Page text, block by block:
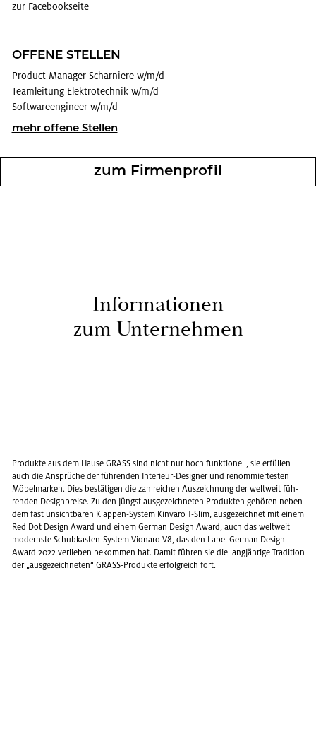
zur Face­book­sei­te
OF­FE­NE STEL­LEN
Pro­duct Ma­na­ger Schar­nie­re w/m/d
Team­lei­tung Elek­tro­tech­nik w/m/d
Soft­ware­en­gi­neer w/m/d
mehr of­fe­ne Stel­len
zum Fir­men­pro­fil
In­for­ma­tio­nen
zum Un­ter­neh­men
Pro­duk­te aus dem Hause GRASS sind nicht nur hoch funk­tio­nell, sie er­fül­len
auch die An­sprü­che der füh­ren­den In­te­ri­eur-De­si­gner und re­nom­mier­tes­ten
Mö­bel­mar­ken. Dies be­stä­ti­gen die zahl­rei­chen Aus­zeich­nung der welt­weit füh­
ren­den De­sign­prei­se. Zu den jüngst aus­ge­zeich­ne­ten Pro­duk­ten ge­hö­ren neben
dem fast un­sicht­ba­ren Klap­pen-Sys­tem Kin­va­ro T-Slim, aus­ge­zeich­net mit einem
Red Dot De­sign Award und einem Ger­man De­sign Award, auch das welt­weit
mo­derns­te Schub­kas­ten-Sys­tem Vio­na­ro V8, das den Label Ger­man De­sign
Award 2022 ver­lie­ben be­kom­men hat. Damit füh­ren sie die lang­jäh­ri­ge Tra­di­ti­on
der „aus­ge­zeich­ne­ten“ GRASS-Pro­duk­te er­folg­reich fort.